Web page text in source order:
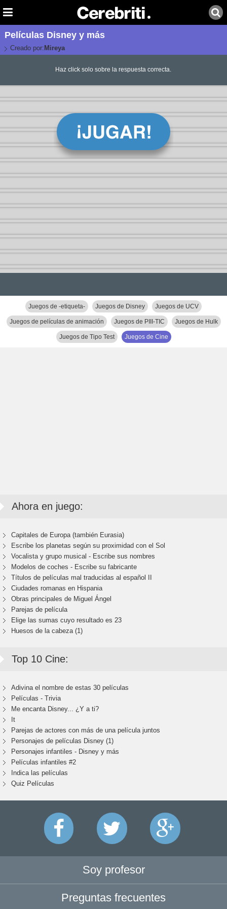
Películas Disney y más
Creado por: Mireya
Haz click solo sobre la respuesta correcta.
Juegos de -etiqueta- Juegos de Disney Juegos de UCV
Juegos de películas de animación Juegos de PIII-TIC Juegos de Hulk
Juegos de Tipo Test Juegos de Cine
Ahora en juego:
Capitales de Europa (también Eurasia)
Escribe los planetas según su proximidad con el Sol
Vocalista y grupo musical - Escribe sus nombres
Modelos de coches - Escribe su fabricante
Títulos de películas mal traducidas al español II
Ciudades romanas en Hispania
Obras principales de Miguel Ángel
Parejas de película
Elige las sumas cuyo resultado es 23
Huesos de la cabeza (1)
Top 10 Cine:
Adivina el nombre de estas 30 películas
Películas - Trivia
Me encanta Disney... ¿Y a ti?
It
Parejas de actores con más de una película juntos
Personajes de películas Disney (1)
Personajes infantiles - Disney y más
Películas infantiles #2
Indica las películas
Quiz Películas
Soy profesor
Preguntas frecuentes